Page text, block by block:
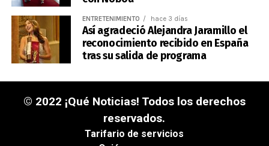
ENTRETENIMIENTO hace 3 días
Así agradeció Alejandra Jaramillo el
reconocimiento recibido en España
tras su salida de programa
© 2022 ¡Qué Noticias! Todos los derechos
reservados.
Tarifario de servicios